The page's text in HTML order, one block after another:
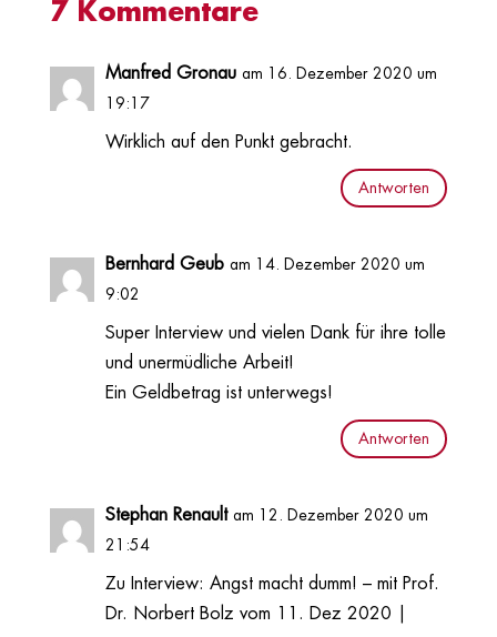
7 Kommentare
Manfred Gronau am 16. Dezember 2020 um
19:17
Wirklich auf den Punkt gebracht.
Antworten
Bernhard Geub am 14. Dezember 2020 um
9:02
Super Interview und vielen Dank für ihre tolle
und unermüdliche Arbeit!
Ein Geldbetrag ist unterwegs!
Antworten
Stephan Renault am 12. Dezember 2020 um
21:54
Zu Interview: Angst macht dumm! – mit Prof.
Dr. Norbert Bolz vom 11. Dez 2020 |